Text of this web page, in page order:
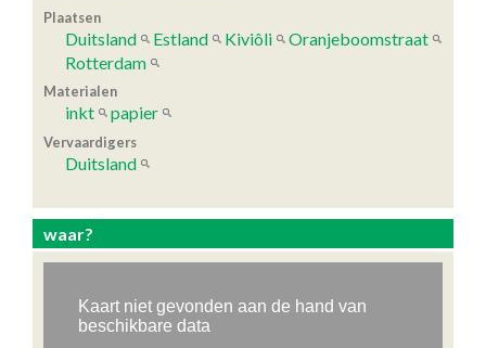
Plaatsen
Duitsland Estland Kiviôli
Oranjeboomstraat
Rotterdam
Materialen
inkt papier
Vervaardigers
Duitsland
waar?